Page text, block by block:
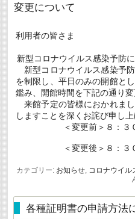
変更について
利用者の皆さま
新型コロナウイルス感染予防
新型コロナウイルス感染予
を制限し、平日のみの開館と
鑑み、開館時間を下記の通り変
来館予定の皆様におかれま
しますことを深くお詫び申し上
＜変更前＞８：
＜変更後＞８：
カテゴリー: お知らせ コロナウイル
各種証明書の申請方法